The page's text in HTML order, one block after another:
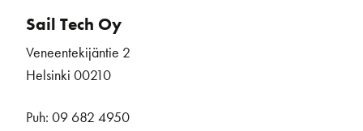
Sail Tech Oy
Veneentekijäntie 2
Helsinki 00210
Puh: 09 682 4950